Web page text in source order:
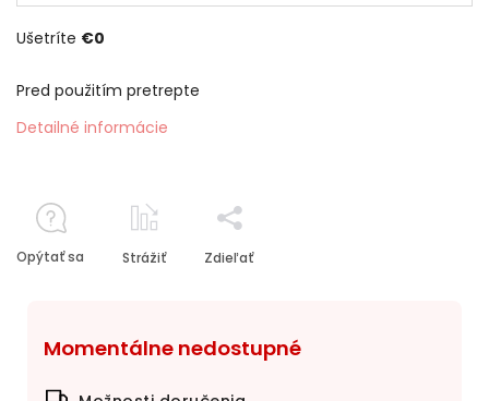
Momentálne nedostupné
Ušetríte €0
Pred použitím pretrepte
Detailné informácie
Opýtať sa Strážiť Zdieľať